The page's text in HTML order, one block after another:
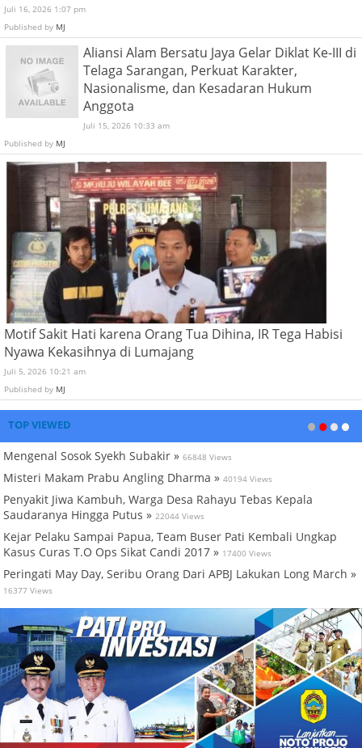
Juli 16, 2026 1:07 pm
Published by MJ
Aliansi Alam Bersatu Jaya Gelar Diklat Ke-III di
Telaga Sarangan, Perkuat Karakter,
Nasionalisme, dan Kesadaran Hukum
Anggota
Juli 15, 2026 10:33 am
Published by MJ
Motif Sakit Hati karena Orang Tua Dihina, IR Tega Habisi
Nyawa Kekasihnya di Lumajang
Juli 5, 2026 10:21 am
Published by MJ
TOP VIEWED
Mengenal Sosok Syekh Subakir » 66848 Views
Misteri Makam Prabu Angling Dharma » 40194 Views
Penyakit Jiwa Kambuh, Warga Desa Rahayu Tebas Kepala
Saudaranya Hingga Putus » 22044 Views
Kejar Pelaku Sampai Papua, Team Buser Pati Kembali Ungkap
Kasus Curas T.O Ops Sikat Candi 2017 » 17400 Views
Peringati May Day, Seribu Orang Dari APBJ Lakukan Long March »
16377 Views